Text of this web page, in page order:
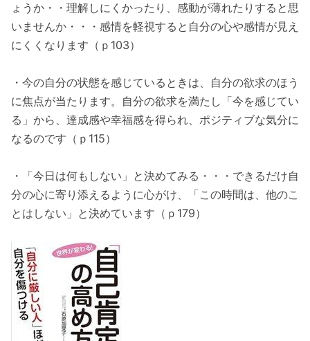
ょうか・・理解しにくかったり、感動が薄れたりすると思
いませんか・・・感情を軽視すると自分の心や感情が見え
にくくなります（ｐ103）
・今の自分の状態を感じているときは、自分の欲求のほう
に焦点が当たります。自分の欲求を満たし「今を感じてい
る」から、達成感や幸福感を得られ、ポジティブな気分に
なるのです（ｐ115）
・「今日は何もしない」と決めてみる・・・できるだけ自
分の心に寄り添えるように心がけ、「この時間は、他のこ
とはしない」と決めています（ｐ179）